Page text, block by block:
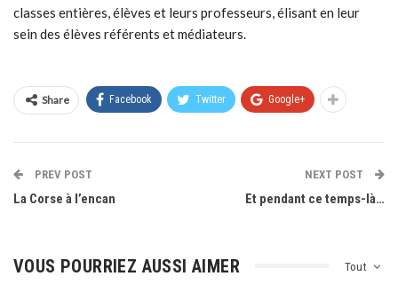
classes entières, élèves et leurs professeurs, élisant en leur
sein des élèves référents et médiateurs.
Share Facebook Twitter Google+
PREV POST
La Corse à l’encan
NEXT POST
Et pendant ce temps-là…
Tout
VOUS POURRIEZ AUSSI AIMER